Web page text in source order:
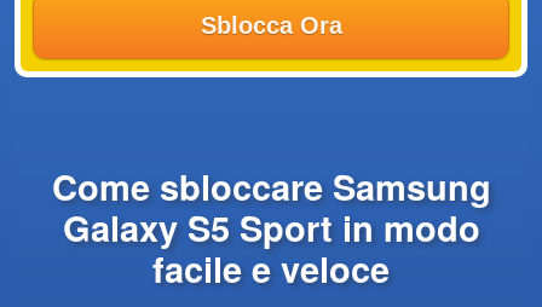
Sblocca Ora
Come sbloccare Samsung
Galaxy S5 Sport in modo
facile e veloce